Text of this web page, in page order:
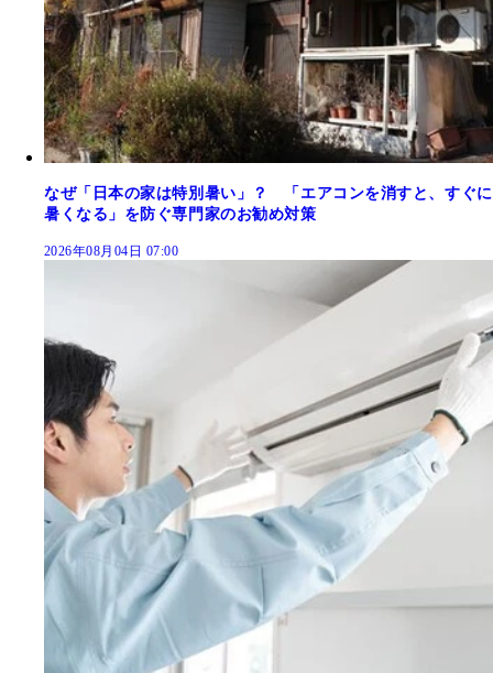
なぜ「日本の家は特別暑い」？ 「エアコンを消すと、すぐに
暑くなる」を防ぐ専門家のお勧め対策
2026年08月04日 07:00